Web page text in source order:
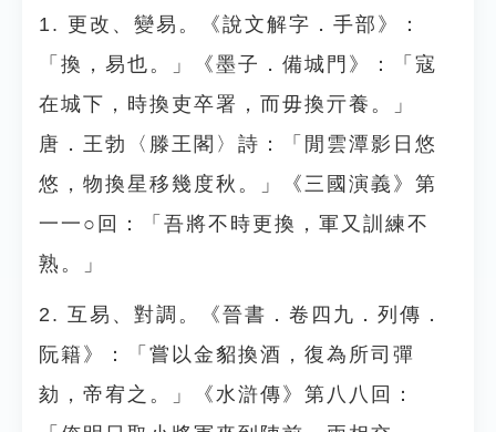
1. 更改、變易。《說文解字．手部》：
「換，易也。」《墨子．備城門》：「寇
在城下，時換吏卒署，而毋換亓養。」
唐．王勃〈滕王閣〉詩：「閒雲潭影日悠
悠，物換星移幾度秋。」《三國演義》第
一一○回：「吾將不時更換，軍又訓練不
熟。」
2. 互易、對調。《晉書．卷四九．列傳．
阮籍》：「嘗以金貂換酒，復為所司彈
劾，帝宥之。」《水滸傳》第八八回：